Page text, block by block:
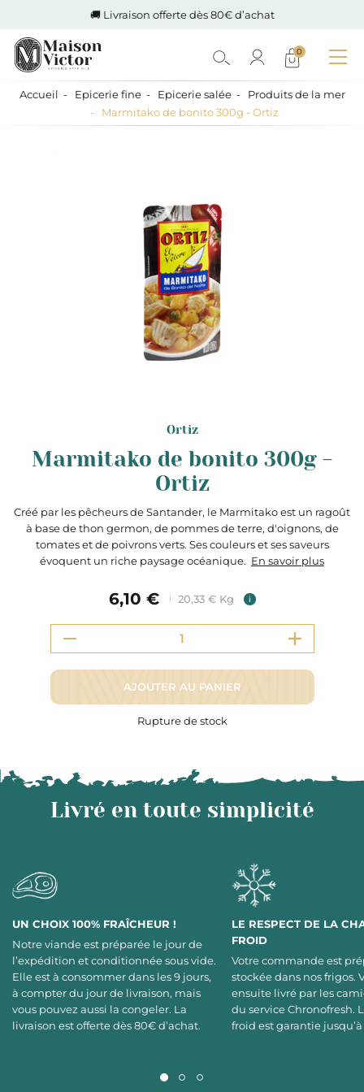
🚚 Livraison offerte dès 80€ d’achat
0
Accueil Epicerie fine Epicerie salée
Produits de la mer
Marmitako de bonito 300g - Ortiz
Ortiz
Marmitako de bonito 300g -
Ortiz
Créé par les pêcheurs de Santander, le Marmitako est un ragoût
à base de thon germon, de pommes de terre, d'oignons, de
tomates et de poivrons verts. Ses couleurs et ses saveurs
évoquent un riche paysage océanique. En savoir plus
6,10 € 20,33 € Kg i
AJOUTER AU PANIER
Rupture de stock
Livré en toute simplicité
UN CHOIX 100% FRAÎCHEUR !
Notre viande est préparée le jour de
l’expédition et conditionnée sous vide.
Elle est à consommer dans les 9 jours,
à compter du jour de livraison, mais
vous pouvez aussi la congeler. La
livraison est offerte dès 80€ d’achat.
LE RESPECT DE LA
FROID
Votre commande est
stockée dans nos frigos.
ensuite livré par les
du service Chronofresh.
froid est garantie